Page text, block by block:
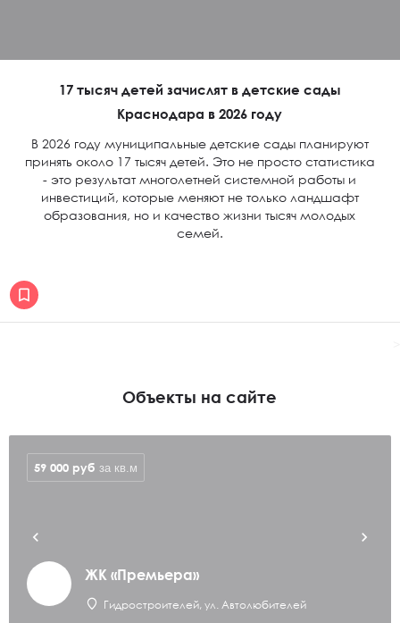
17 тысяч детей зачислят в детские сады
Краснодара в 2026 году
В 2026 году муниципальные детские сады планируют
принять около 17 тысяч детей. Это не просто статистика
- это результат многолетней системной работы и
инвестиций, которые меняют не только ландшафт
образования, но и качество жизни тысяч молодых
семей.
Объекты на сайте
ЖК «Премьера»
Гидростроителей, ул. Автолюбителей
59 000 руб за кв.м